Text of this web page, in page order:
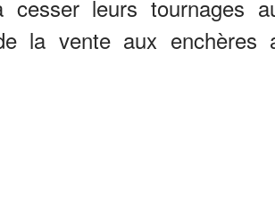
leurs tournages
la vente aux enchères